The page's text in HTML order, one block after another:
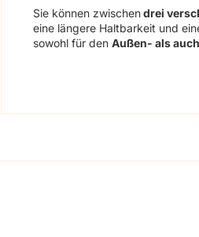
Sie können zwischendrei
eine längere Haltbarkeit und
sowohl für den Außen- als